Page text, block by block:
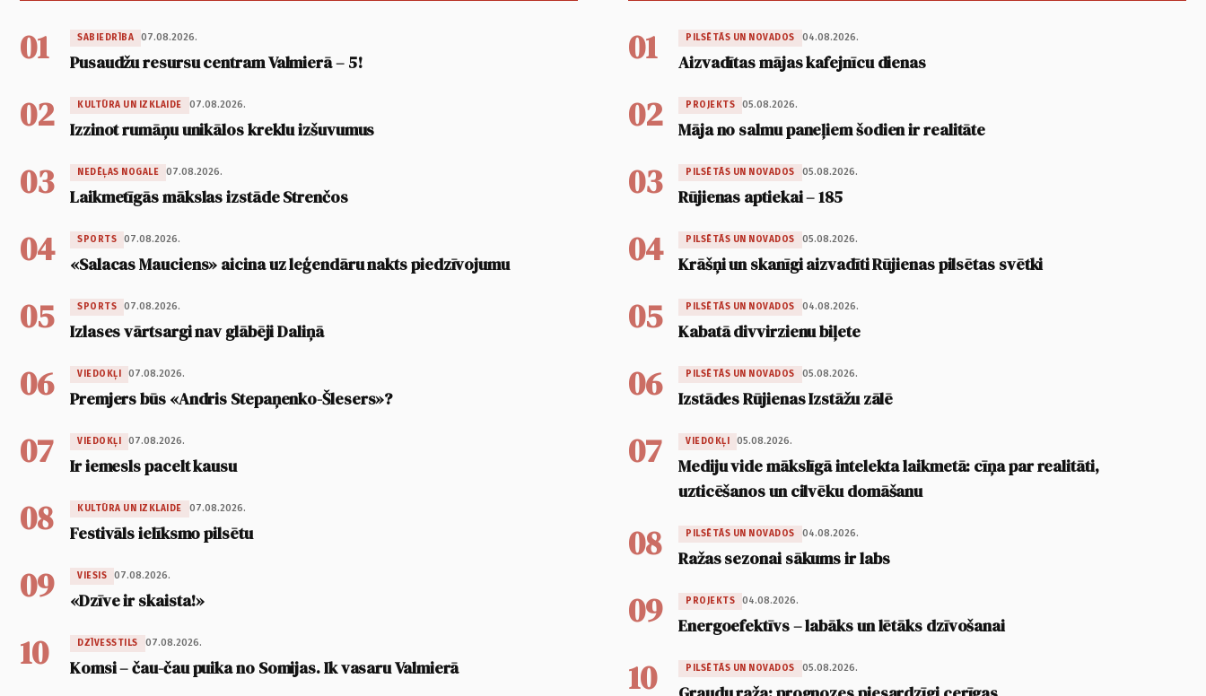
01 SABIEDRĪBA 07.08.2026.
Pusaudžu resursu centram Valmierā – 5!
02 KULTŪRA UN IZKLAIDE 07.08.2026.
Izzinot rumāņu unikālos kreklu izšuvumus
03 NEDĒĻAS NOGALE 07.08.2026.
Laikmetīgās mākslas izstāde Strenčos
04 SPORTS 07.08.2026.
«Salacas Mauciens» aicina uz leģendāru nakts piedzīvojumu
05 SPORTS 07.08.2026.
Izlases vārtsargi nav glābēji Daliņā
06 VIEDOKĻI 07.08.2026.
Premjers būs «Andris Stepaņenko-Šlesers»?
07 VIEDOKĻI 07.08.2026.
Ir iemesls pacelt kausu
08 KULTŪRA UN IZKLAIDE 07.08.2026.
Festivāls ielīksmo pilsētu
09 VIESIS 07.08.2026.
«Dzīve ir skaista!»
10 DZĪVESSTILS 07.08.2026.
Komsi – čau-čau puika no Somijas. Ik vasaru Valmierā
01 PILSĒTĀS UN NOVADOS 04.08.2026.
Aizvadītas mājas kafejnīcu dienas
02 PROJEKTS 05.08.2026.
Māja no salmu paneļiem šodien ir realitāte
03 PILSĒTĀS UN NOVADOS 05.08.2026.
Rūjienas aptiekai – 185
04 PILSĒTĀS UN NOVADOS 05.08.2026.
Krāšņi un skanīgi aizvadīti Rūjienas pilsētas svētki
05 PILSĒTĀS UN NOVADOS 04.08.2026.
Kabatā divvirzienu biļete
06 PILSĒTĀS UN NOVADOS 05.08.2026.
Izstādes Rūjienas Izstāžu zālē
07 VIEDOKĻI 05.08.2026.
Mediju vide mākslīgā intelekta laikmetā: cīņa par realitāti,
uzticēšanos un cilvēku domāšanu
08 PILSĒTĀS UN NOVADOS 04.08.2026.
Ražas sezonai sākums ir labs
09 PROJEKTS 04.08.2026.
Energoefektīvs – labāks un lētāks dzīvošanai
10 PILSĒTĀS UN NOVADOS 05.08.2026.